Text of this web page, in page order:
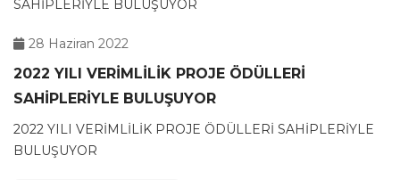
28 Haziran 2022
2022 YILI VERİMLİLİK PROJE ÖDÜLLERİ
SAHİPLERİYLE BULUŞUYOR
2022 YILI VERİMLİLİK PROJE ÖDÜLLERİ SAHİPLERİYLE
BULUŞUYOR